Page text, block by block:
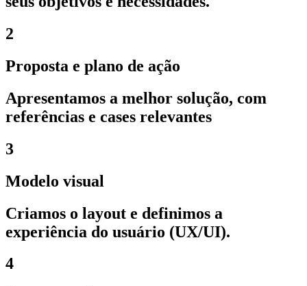
2
Proposta e plano de ação
Apresentamos a melhor solução, com
referências e cases relevantes
3
Modelo visual
Criamos o layout e definimos a
experiência do usuário (UX/UI).
4